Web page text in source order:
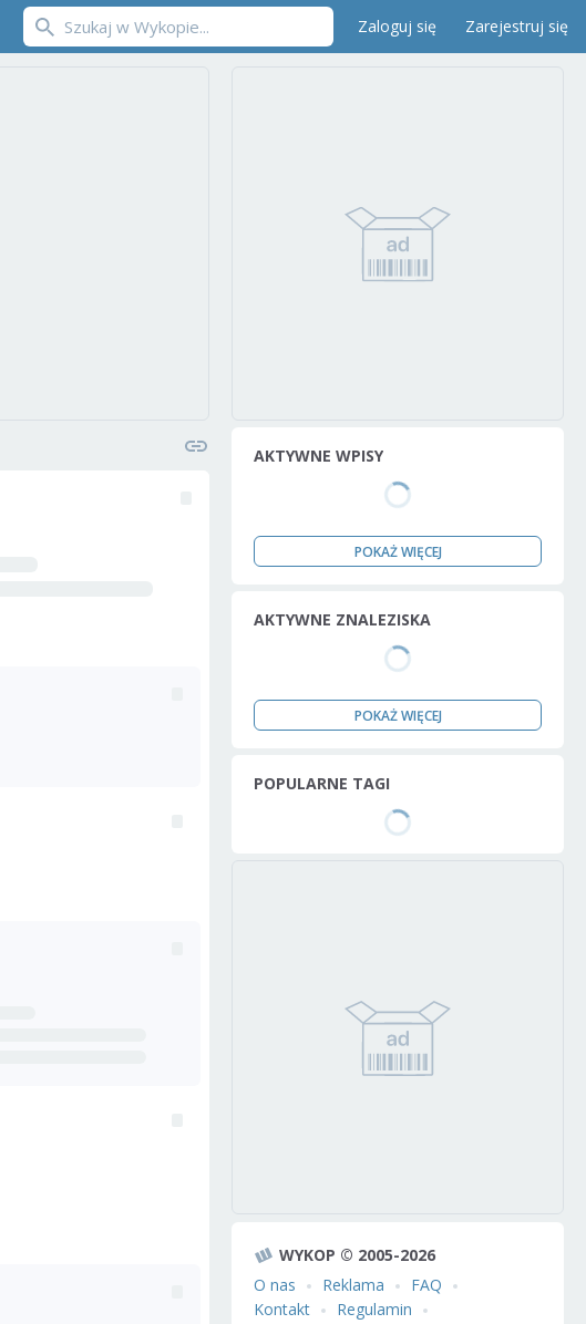
Zaloguj się Zarejestruj się
AKTYWNE WPISY
POKAŻ WIĘCEJ
AKTYWNE ZNALEZISKA
POKAŻ WIĘCEJ
POPULARNE TAGI
WYKOP © 2005-2026
O nas
Reklama
FAQ
Kontakt
Regulamin